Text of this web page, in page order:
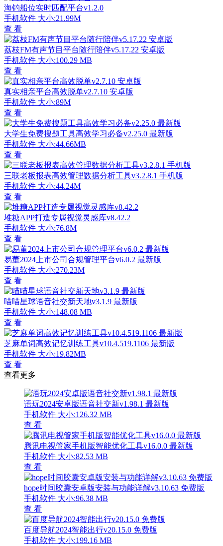
海钓船位实时匹配平台v1.2.0
手机软件 大小:21.99M
查 看
荔枝FM有声节目平台随行陪伴v5.17.22 安卓版
手机软件 大小:100.29 MB
查 看
真实相亲平台高效脱单v2.7.10 安卓版
手机软件 大小:89M
查 看
大学生免费搜题工具高效学习必备v2.25.0 最新版
手机软件 大小:44.66MB
查 看
三联老板报表高效管理数据分析工具v3.2.8.1 手机版
手机软件 大小:44.24M
查 看
堆糖APP打造专属视觉灵感库v8.42.2
手机软件 大小:76.8M
查 看
易董2024上市公司合规管理平台v6.0.2 最新版
手机软件 大小:270.23M
查 看
喵喵星球语音社交新天地v3.1.9 最新版
手机软件 大小:148.08 MB
查 看
芝麻单词高效记忆训练工具v10.4.519.1106 最新版
手机软件 大小:19.82MB
查 看
查看更多
语玩2024安卓版语音社交新v1.98.1 最新版
手机软件 大小:126.32 MB
查 看
腾讯电视管家手机版智能优化工具v16.0.0 最新版
手机软件 大小:82.53 MB
查 看
hope时间胶囊安卓版安装与功能详解v3.10.63 免费版
手机软件 大小:96.38 MB
查 看
百度导航2024智能出行v20.15.0 免费版
手机软件 大小:199.16 MB